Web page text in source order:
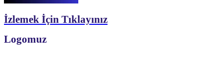
İzlemek İçin Tıklayınız
Logomuz